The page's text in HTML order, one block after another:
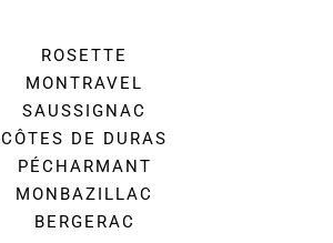
ROSETTE
MONTRAVEL
SAUSSIGNAC
CÔTES DE DURAS
PÉCHARMANT
MONBAZILLAC
BERGERAC